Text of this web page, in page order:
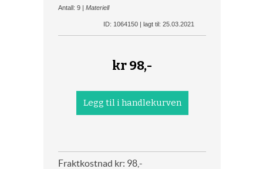
Antall: 9 | Materiell
ID: 1064150 | lagt til: 25.03.2021
kr98,-
Fraktkostnad kr: 98,-